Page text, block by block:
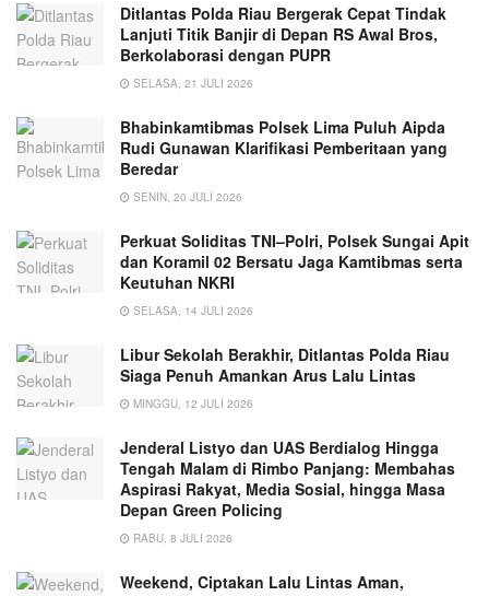
Ditlantas Polda Riau Bergerak Cepat Tindak
Lanjuti Titik Banjir di Depan RS Awal Bros,
Berkolaborasi dengan PUPR
SELASA, 21 JULI 2026
Bhabinkamtibmas Polsek Lima Puluh Aipda
Rudi Gunawan Klarifikasi Pemberitaan yang
Beredar
SENIN, 20 JULI 2026
Perkuat Soliditas TNI–Polri, Polsek Sungai Apit
dan Koramil 02 Bersatu Jaga Kamtibmas serta
Keutuhan NKRI
SELASA, 14 JULI 2026
Libur Sekolah Berakhir, Ditlantas Polda Riau
Siaga Penuh Amankan Arus Lalu Lintas
MINGGU, 12 JULI 2026
Jenderal Listyo dan UAS Berdialog Hingga
Tengah Malam di Rimbo Panjang: Membahas
Aspirasi Rakyat, Media Sosial, hingga Masa
Depan Green Policing
RABU, 8 JULI 2026
Weekend, Ciptakan Lalu Lintas Aman,